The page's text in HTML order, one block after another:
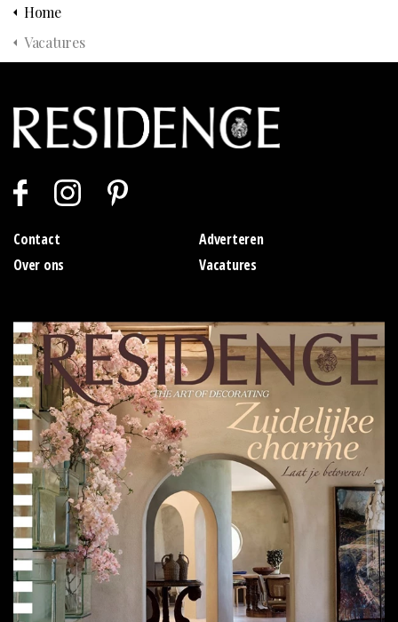
Home
Vacatures
Contact
Adverteren
Over ons
Vacatures